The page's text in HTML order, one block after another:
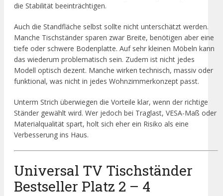
die Stabilität beeinträchtigen.
Auch die Standfläche selbst sollte nicht unterschätzt werden.
Manche Tischständer sparen zwar Breite, benötigen aber eine
tiefe oder schwere Bodenplatte. Auf sehr kleinen Möbeln kann
das wiederum problematisch sein. Zudem ist nicht jedes
Modell optisch dezent. Manche wirken technisch, massiv oder
funktional, was nicht in jedes Wohnzimmerkonzept passt.
Unterm Strich überwiegen die Vorteile klar, wenn der richtige
Ständer gewählt wird. Wer jedoch bei Traglast, VESA-Maß oder
Materialqualität spart, holt sich eher ein Risiko als eine
Verbesserung ins Haus.
Universal TV Tischständer
Bestseller Platz 2 – 4